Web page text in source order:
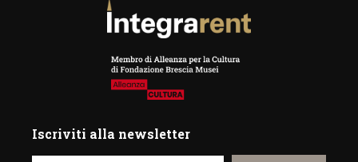
Iscriviti alla newsletter